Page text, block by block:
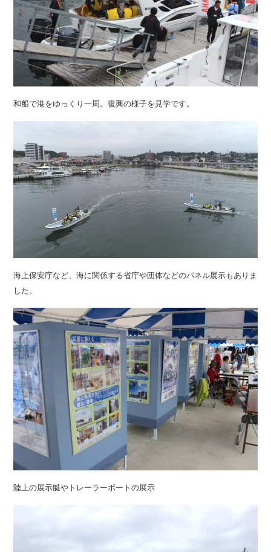
和船で港をゆっくり一周。復興の様子を見学です。
海上保安庁など、海に関係する省庁や団体などのパネル展示もありま
した。
陸上の展示艇やトレーラーボートの展示